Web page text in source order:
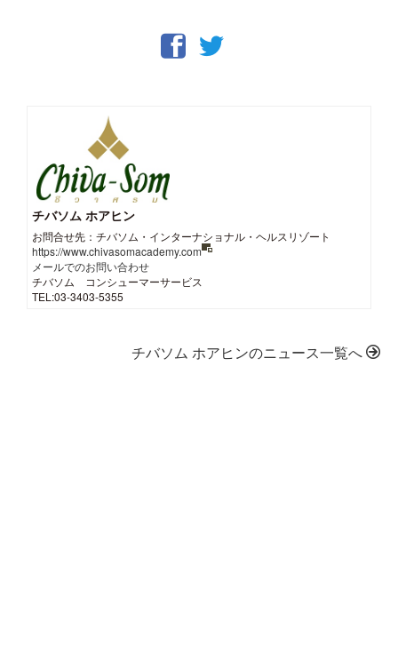
チバソム ホアヒン
お問合せ先：チバソム・インターナショナル・ヘルスリゾート
https://www.chivasomacademy.com
メールでのお問い合わせ
チバソム コンシューマーサービス
TEL:03-3403-5355
チバソム ホアヒンのニュース一覧へ